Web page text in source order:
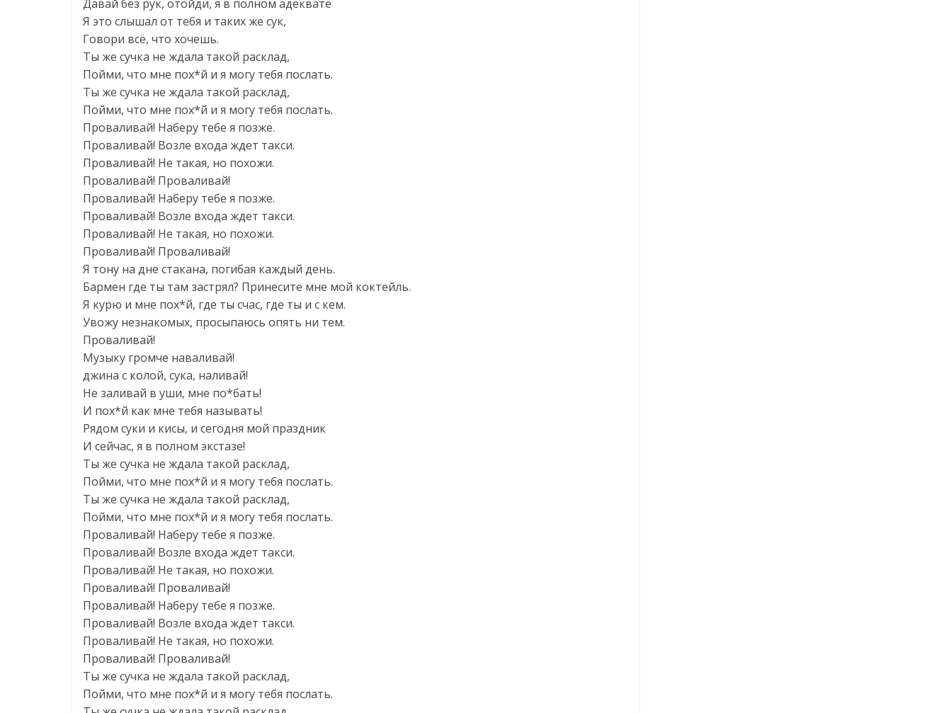
Давай без рук, отойди, я в полном адеквате
Я это слышал от тебя и таких же сук,
Говори всё, что хочешь.
Ты же сучка не ждала такой расклад,
Пойми, что мне пох*й и я могу тебя послать.
Ты же сучка не ждала такой расклад,
Пойми, что мне пох*й и я могу тебя послать.
Проваливай! Наберу тебе я позже.
Проваливай! Возле входа ждет такси.
Проваливай! Не такая, но похожи.
Проваливай! Проваливай!
Проваливай! Наберу тебе я позже.
Проваливай! Возле входа ждет такси.
Проваливай! Не такая, но похожи.
Проваливай! Проваливай!
Я тону на дне стакана, погибая каждый день.
Бармен где ты там застрял? Принесите мне мой коктейль.
Я курю и мне пох*й, где ты счас, где ты и с кем.
Увожу незнакомых, просыпаюсь опять ни тем.
Проваливай!
Музыку громче наваливай!
джина с колой, сука, наливай!
Не заливай в уши, мне по*бать!
И пох*й как мне тебя называть!
Рядом суки и кисы, и сегодня мой праздник
И сейчас, я в полном экстазе!
Ты же сучка не ждала такой расклад,
Пойми, что мне пох*й и я могу тебя послать.
Ты же сучка не ждала такой расклад,
Пойми, что мне пох*й и я могу тебя послать.
Проваливай! Наберу тебе я позже.
Проваливай! Возле входа ждет такси.
Проваливай! Не такая, но похожи.
Проваливай! Проваливай!
Проваливай! Наберу тебе я позже.
Проваливай! Возле входа ждет такси.
Проваливай! Не такая, но похожи.
Проваливай! Проваливай!
Ты же сучка не ждала такой расклад,
Пойми, что мне пох*й и я могу тебя послать.